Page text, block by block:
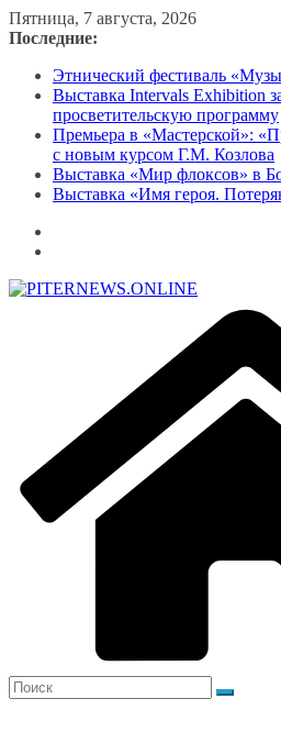
Перейти
к
Пятница, 7 августа, 2026
Последние:
Этнический фестиваль
Выставка Intervals Exhibition
просветительскую программу
Премьера в «Мастерской»:
с новым курсом Г.М. Козлова
Выставка «Мир флоксов» в
Выставка «Имя героя.